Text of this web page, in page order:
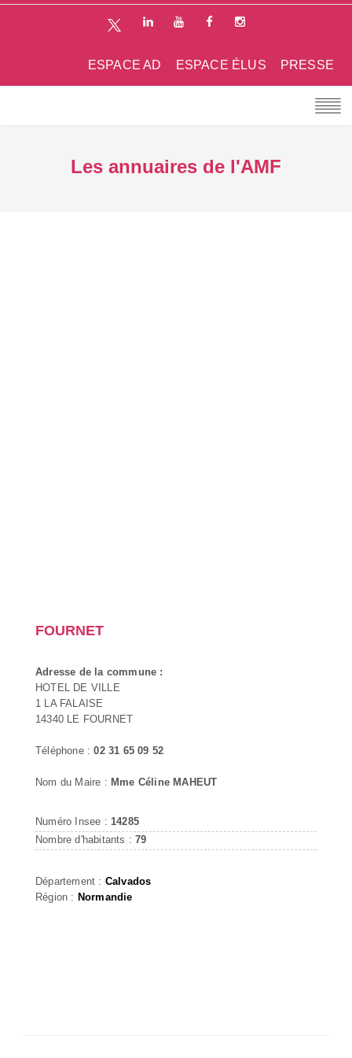
PRESSE
ESPACE ÉLUS
ESPACE AD
Les annuaires de l'AMF
FOURNET
Adresse de la commune :
HOTEL DE VILLE
1 LA FALAISE
14340 LE FOURNET
Téléphone :02 31 65 09 52
Nom du Maire : Mme Céline MAHEUT
Numéro Insee : 14285
Nombre d'habitants :79
Département : Calvados
Région : Normandie